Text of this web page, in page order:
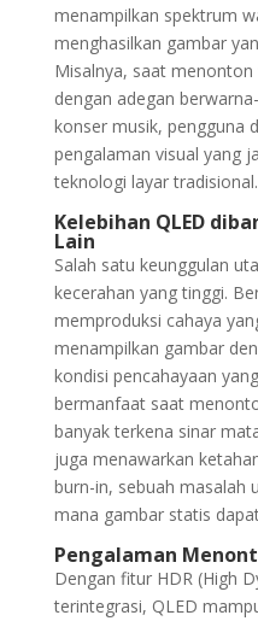
menampilkan spektrum
menghasilkan gambar
Misalnya, saat
dengan adegan
konser musik, pengguna
pengalaman visual yang
teknologi layar tradisional.
Kelebihan QLED
Lain
Salah satu keunggulan
kecerahan yang tinggi.
memproduksi cahaya
menampilkan gambar
kondisi pencahayaan
bermanfaat saat
banyak terkena sinar
juga menawarkan
burn-in, sebuah masalah
mana gambar statis
Pengalaman
Dengan fitur HDR (High
terintegrasi, QLED